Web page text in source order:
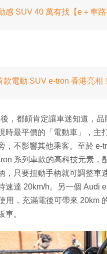
感 SUV 40 萬有找【e＋車路
款電動 SUV e-tron 香港亮
，都頗肯定讓車迷知道，
時最平價的「電動車」，
，不影響其他乘客。至於
系列車款的高科技元素
，只要扭動手柄就可調整
速達 20km/h。另一個 Audi
用，充滿電後可帶來 20km
車。